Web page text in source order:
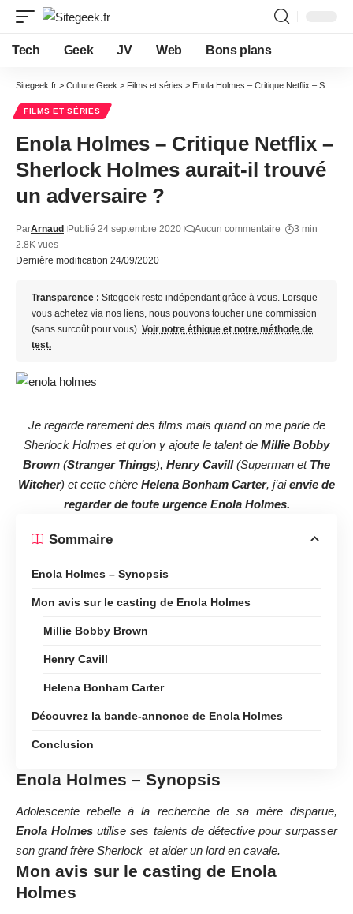
Tech Geek JV Web Bons plans
Sitegeek.fr > Culture Geek > Films et séries > Enola Holmes – Critique Netflix – Sherlock Holmes aurait-il trouvé un adversaire ?
FILMS ET SÉRIES
Enola Holmes – Critique Netflix –
Sherlock Holmes aurait-il trouvé
un adversaire ?
Dernière modification 24/09/2020
ParArnaud Publié 24 septembre 2020 Aucun commentaire
3 min
2.8K vues
Transparence : Sitegeek reste indépendant grâce à vous. Lorsque
vous achetez via nos liens, nous pouvons toucher une commission
(sans surcoût pour vous). Voir notre éthique et notre méthode de
test.
Je regarde rarement des films mais quand on me parle de
Sherlock Holmes et qu’on y ajoute le talent de Millie Bobby
Brown (Stranger Things), Henry Cavill(Superman et The
Witcher) et cette chère Helena Bonham Carter, j’aienvie de
regarder de toute urgence Enola Holmes.
Sommaire
Enola Holmes – Synopsis
Mon avis sur le casting de Enola Holmes
Millie Bobby Brown
Henry Cavill
Helena Bonham Carter
Découvrez la bande-annonce de Enola Holmes
Conclusion
Enola Holmes – Synopsis
Adolescente rebelle à la recherche de sa mère disparue,
Enola Holmes utilise ses talents de détective pour surpasser
son grand frère Sherlock et aider un lord en cavale.
Mon avis sur le casting de Enola
Holmes